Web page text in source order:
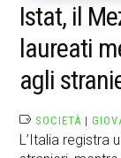
Istat, il
laureati
agli
SOCIETÀ |
L’Italia registra